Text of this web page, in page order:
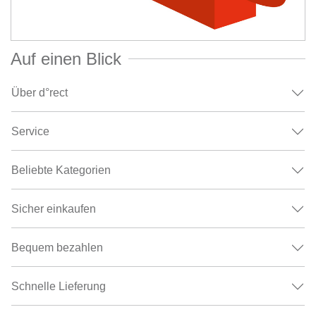
Auf einen Blick
Über d°rect
Service
Beliebte Kategorien
Sicher einkaufen
Bequem bezahlen
Schnelle Lieferung